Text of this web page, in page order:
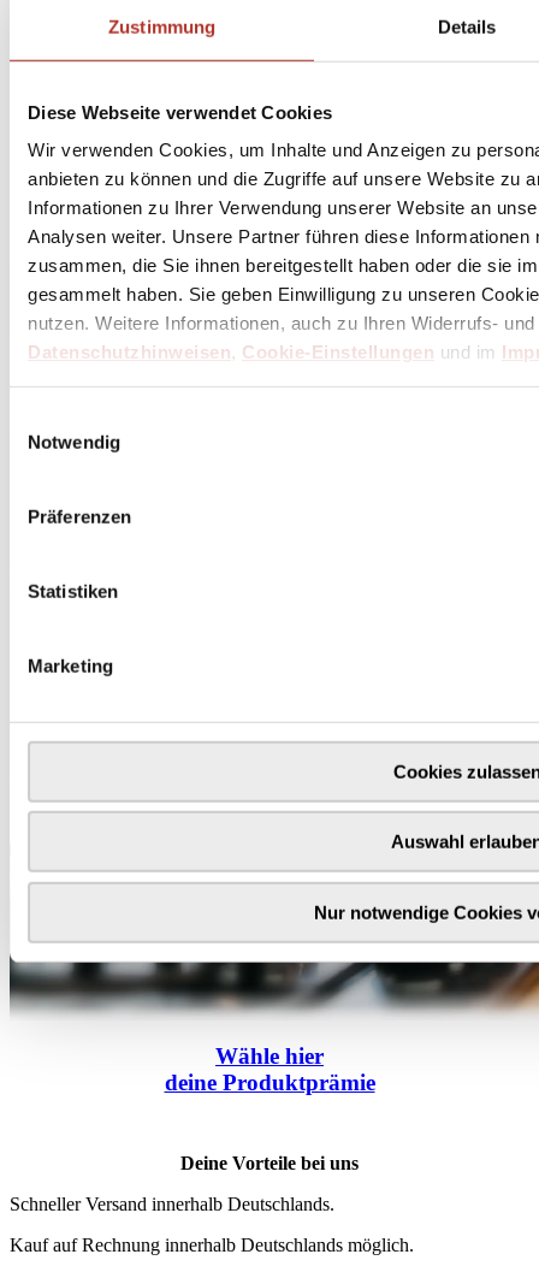
Zustimmung Details
Diese Webseite verwendet Cookies
Wir verwenden Cookies, um Inhalte und Anzeigen zu
anbieten zu können und die Zugriffe auf unsere Website zu
Informationen zu Ihrer Verwendung unserer Website an
Analysen weiter. Unsere Partner führen diese
zusammen, die Sie ihnen bereitgestellt haben oder die sie
gesammelt haben. Sie geben Einwilligung zu unseren
nutzen. Weitere Informationen, auch zu Ihren Widerrufs-
Datenschutzhinweisen, Cookie-Einstellungen und im
Notwendig
Präferenzen
Statistiken
Marketing
Cookies
Auswahl
Nur notwendige Cookies
Unser Dankeschön für deinen Einkauf ab 100 €
Wähle hier
deine Produktprämie
Deine Vorteile bei uns
Schneller Versand innerhalb Deutschlands.
Kauf auf Rechnung innerhalb Deutschlands möglich.